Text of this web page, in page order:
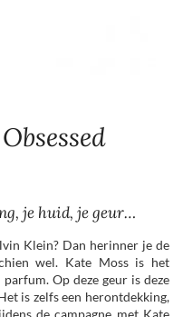
je huid, je geur…
Klein? Dan herinner je de
wel. Kate Moss is het
Op deze geur is deze
is zelfs een herontdekking,
de campagne met Kate